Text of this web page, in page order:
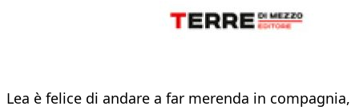
Lea è felice di andare a far merenda in compagnia,